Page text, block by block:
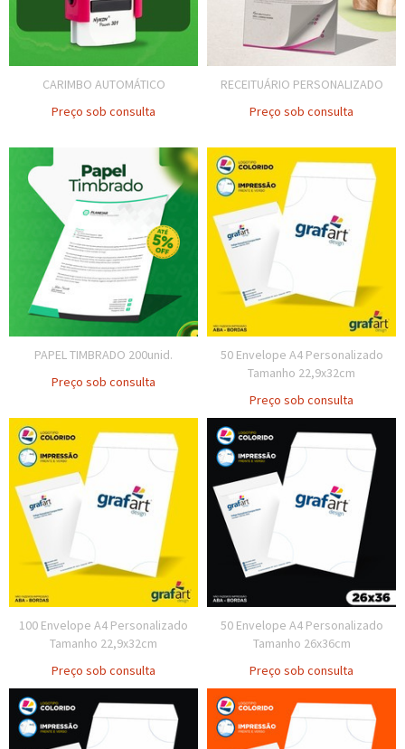
CARIMBO AUTOMÁTICO
Preço sob consulta
RECEITUÁRIO PERSONALIZADO
Preço sob consulta
PAPEL TIMBRADO 200unid.
Preço sob consulta
50 Envelope A4 Personalizado
Tamanho 22,9x32cm
Preço sob consulta
100 Envelope A4 Personalizado
Tamanho 22,9x32cm
Preço sob consulta
50 Envelope A4 Personalizado
Tamanho 26x36cm
Preço sob consulta